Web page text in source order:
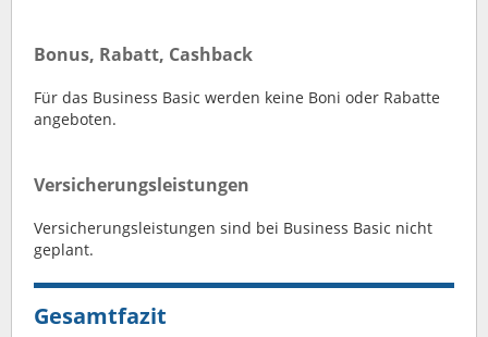
Bonus, Rabatt, Cashback
Für das Business Basic werden keine Boni oder Rabatte
angeboten.
Versicherungsleistungen
Versicherungsleistungen sind bei Business Basic nicht
geplant.
Gesamtfazit